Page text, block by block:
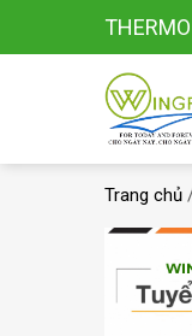
Trang chủ